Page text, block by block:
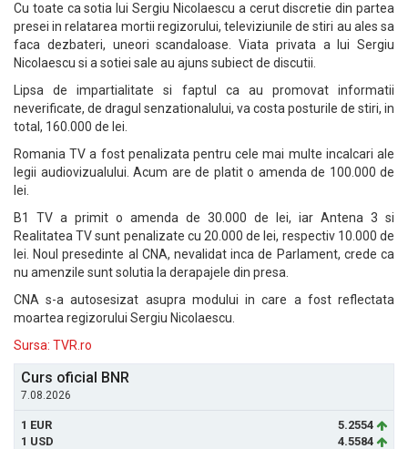
Cu toate ca sotia lui Sergiu Nicolaescu a cerut discretie din partea
presei in relatarea mortii regizorului, televiziunile de stiri au ales sa
faca dezbateri, uneori scandaloase. Viata privata a lui Sergiu
Nicolaescu si a sotiei sale au ajuns subiect de discutii.
Lipsa de impartialitate si faptul ca au promovat informatii
neverificate, de dragul senzationalului, va costa posturile de stiri, in
total, 160.000 de lei.
Romania TV a fost penalizata pentru cele mai multe incalcari ale
legii audiovizualului. Acum are de platit o amenda de 100.000 de
lei.
B1 TV a primit o amenda de 30.000 de lei, iar Antena 3 si
Realitatea TV sunt penalizate cu 20.000 de lei, respectiv 10.000 de
lei. Noul presedinte al CNA, nevalidat inca de Parlament, crede ca
nu amenzile sunt solutia la derapajele din presa.
CNA s-a autosesizat asupra modului in care a fost reflectata
moartea regizorului Sergiu Nicolaescu.
Sursa: TVR.ro
Curs oficial BNR
7.08.2026
1 EUR
5.2554
1 USD
4.5584